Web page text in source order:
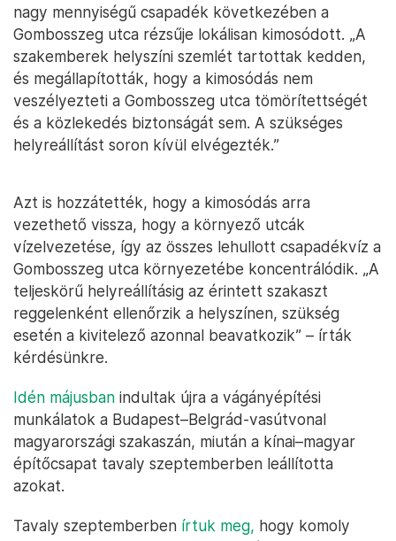
nagy mennyiségű csapadék következében a
Gombosszeg utca rézsűje lokálisan kimosódott. „A
szakemberek helyszíni szemlét tartottak kedden,
és megállapították, hogy a kimosódás nem
veszélyezteti a Gombosszeg utca tömörítettségét
és a közlekedés biztonságát sem. A szükséges
helyreállítást soron kívül elvégezték.”
Azt is hozzátették, hogy a kimosódás arra
vezethető vissza, hogy a környező utcák
vízelvezetése, így az összes lehullott csapadékvíz a
Gombosszeg utca környezetébe koncentrálódik. „A
teljeskörű helyreállításig az érintett szakaszt
reggelenként ellenőrzik a helyszínen, szükség
esetén a kivitelező azonnal beavatkozik” – írták
kérdésünkre.
Idén májusban indultak újra a vágányépítési
munkálatok a Budapest–Belgrád-vasútvonal
magyarországi szakaszán, miután a kínai–magyar
építőcsapat tavaly szeptemberben leállította
azokat.
Tavaly szeptemberben írtuk meg, hogy komoly